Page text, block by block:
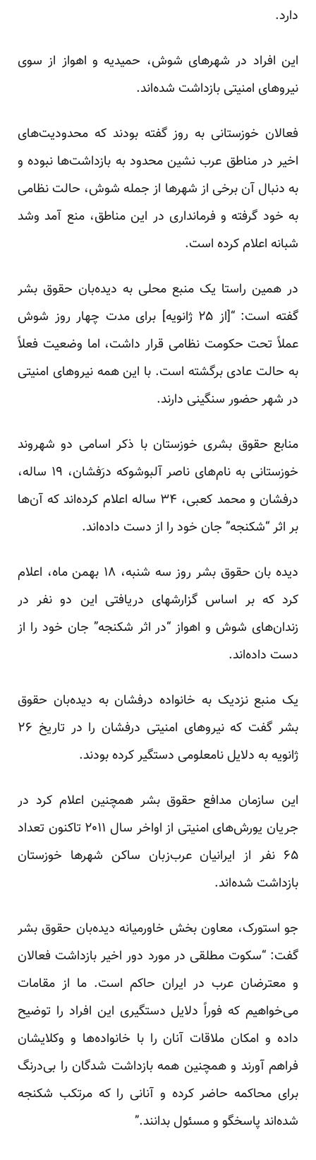
دارد.
این افراد در شهرهای شوش، حمیدیه و اهواز از سوی
نیروهای امنیتی بازداشت شده‌اند.
فعالان خوزستانی به روز گفته بودند که محدودیت‌های
اخیر در مناطق عرب نشین محدود به بازداشت‌ها نبوده و
به دنبال آن برخی از شهر‌ها از جمله شوش، حالت نظامی
به خود گرفته و فرمانداری در این مناطق، منع آمد وشد
شبانه اعلام کرده است.
در همین راستا یک منبع محلی به دیده‌بان حقوق بشر
گفته است: “[از ۲۵ ژانویه] برای مدت چهار روز شوش
عملاً تحت حکومت نظامی قرار داشت، اما وضعیت فعلاً
به حالت عادی برگشته است. با این همه نیروهای امنیتی
در شهر حضور سنگینی دارند.
منابع حقوق بشری خوزستان با ذکر اسامی دو شهروند
خوزستانی به نام‌های ناصر آلبوشوکه درَفشان، ۱۹ ساله،
درفشان و محمد کعبی، ۳۴ ساله اعلام کرده‌اند که آن‌ها
بر اثر “شکنجه” جان خود را از دست داده‌اند.
دیده بان حقوق بشر روز سه شنبه، ۱۸ بهمن ماه، اعلام
کرد که بر اساس گزارشهای دریافتی این دو نفر در
زندان‌های شوش و اهواز “در اثر شکنجه” جان خود را از
دست داده‌اند.
یک منبع نزدیک به خانواده درفشان به دیده‌بان حقوق
بشر گفت که نیروهای امنیتی درفشان را در تاریخ ۲۶
ژانویه به دلایل نامعلومی دستگیر کرده بودند.
این سازمان مدافع حقوق بشر همچنین اعلام کرد در
جریان یورش‌های امنیتی از اواخر سال ۲۰۱۱ تاکنون تعداد
۶۵ نفر از ایرانیان عرب‌زبان ساکن شهر‌ها خوزستان
بازداشت شده‌اند.
جو استورک، معاون بخش خاورمیانه دیده‌بان حقوق بشر
گفت: “سکوت مطلقی در مورد دور اخیر بازداشت‏‏ فعالان
و معترضان عرب در ایران حاکم است. ما از مقامات
می‌خواهیم که فوراً دلایل دستگیری این افراد را توضیح
داده و امکان ملاقات آنان را با خانواده‏‌ها و وکلایشان
فراهم آورند و همچنین همه بازداشت شدگان را بی‌درنگ
برای محاکمه حاضر کرده و آنانی را که مرتکب شکنجه
شده‌اند پاسخگو و مسئول بدانند.”